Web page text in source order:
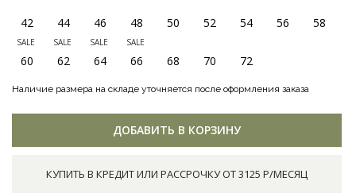
42
SALE
44
SALE
46
SALE
48
SALE
50 52 54 56 58
60 62 64 66 68 70 72
Наличие размера на складе уточняется после оформления заказа
ДОБАВИТЬ В КОРЗИНУ
КУПИТЬ В КРЕДИТ ИЛИ РАССРОЧКУ ОТ 3125 Р/МЕСЯЦ